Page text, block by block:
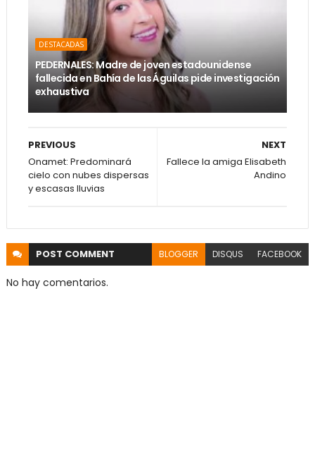
DESTACADAS
PEDERNALES: Madre de joven estadounidense
fallecida en Bahía de las Águilas pide investigación
exhaustiva
NEXT
Fallece la amiga Elisabeth
Andino
PREVIOUS
Onamet: Predominará
cielo con nubes dispersas
y escasas lluvias
POST COMMENT BLOGGER DISQUS FACEBOOK
No hay comentarios.